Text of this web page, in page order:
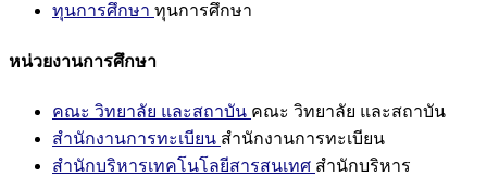
ทุนการศึกษา ทุนการศึกษา
หน่วยงานการศึกษา
คณะ วิทยาลัย และสถาบัน คณะ วิทยาลัย และสถาบัน
สำนักงานการทะเบียน สำนักงานการทะเบียน
สำนักบริหารเทคโนโลยีสารสนเทศ สำนักบริหาร